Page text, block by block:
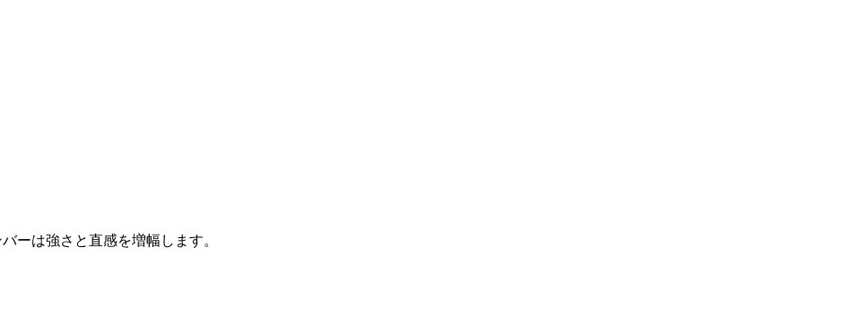
ーは強さと直感を増幅します。